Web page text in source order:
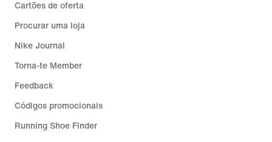
Cartões de oferta
Procurar uma loja
Nike Journal
Torna-te Member
Feedback
Códigos promocionais
Running Shoe Finder